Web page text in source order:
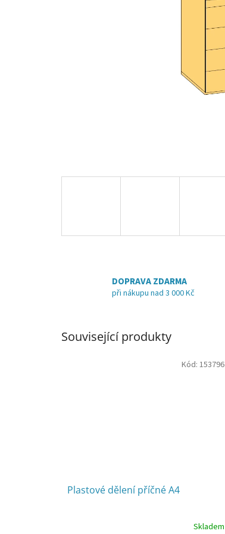
DOPRAVA ZDARMA
při nákupu nad 3 000 Kč
Související produkty
Plastové dělení příčné A4
Skladem
Kód: 153796